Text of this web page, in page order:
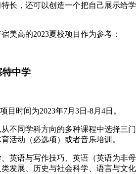
长，还可以创造一个把自己展示给学
美高的2023夏校项目作为参考：
特中学
目时间为2023年7月3日-8月4日。
不同学科方向的多种课程中选择三门
活动（必选项）或者音乐培训。
英语与写作技巧、英语（英语为非母
发展、历史与社会科学、语言与文化